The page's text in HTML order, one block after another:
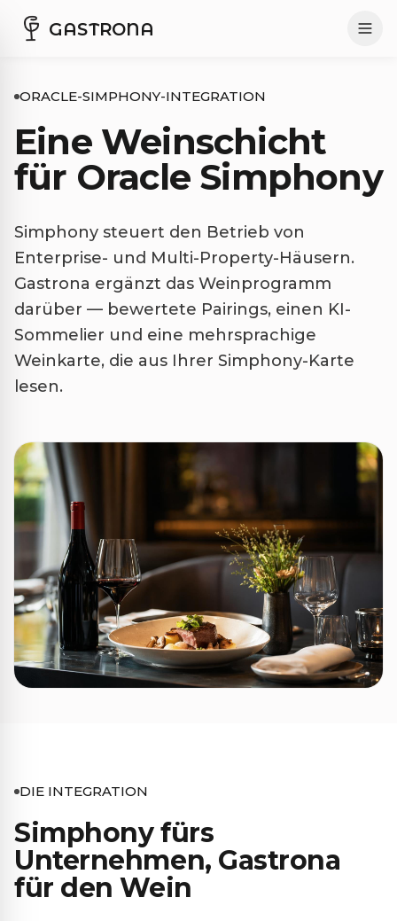
GASTRONA
ORACLE-SIMPHONY-INTEGRATION
Eine Weinschicht
für Oracle Simphony
Simphony steuert den Betrieb von
Enterprise- und Multi-Property-Häusern.
Gastrona ergänzt das Weinprogramm
darüber — bewertete Pairings, einen KI-
Sommelier und eine mehrsprachige
Weinkarte, die aus Ihrer Simphony-Karte
lesen.
DIE INTEGRATION
Simphony fürs
Unternehmen, Gastrona
für den Wein